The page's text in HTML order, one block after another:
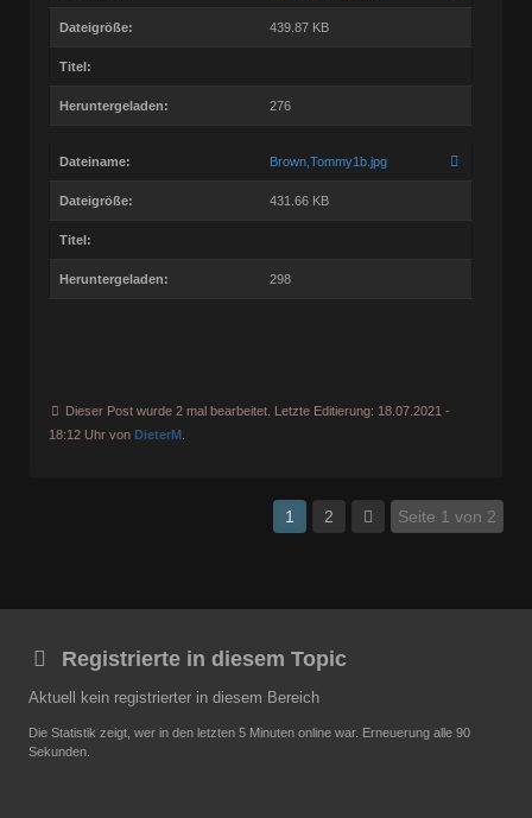
Dateigröße: 439.87 KB
Titel:
Heruntergeladen: 276
Dateiname: Brown,Tommy1b.jpg
Dateigröße: 431.66 KB
Titel:
Heruntergeladen: 298
Dieser Post wurde 2 mal bearbeitet. Letzte Editierung: 18.07.2021 -
18:12 Uhr von DieterM
1 2 Seite 1 von 2
Registrierte in diesem Topic
Aktuell kein registrierter in diesem Bereich
Die Statistik zeigt, wer in den letzten 5 Minuten online war. Erneuerung alle 90
Sekunden.